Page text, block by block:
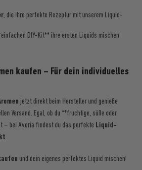
, die ihre perfekte Rezeptur mit unserem Liquid-
DIY-Kit** ihre ersten Liquids mischen
kaufen – Für dein individuelles
jetzt direkt beim Hersteller und genieße
Versand. Egal, ob du **fruchtige, süße oder
– bei Avoria findest du das perfekte Liquid-
und dein eigenes perfektes Liquid mischen!